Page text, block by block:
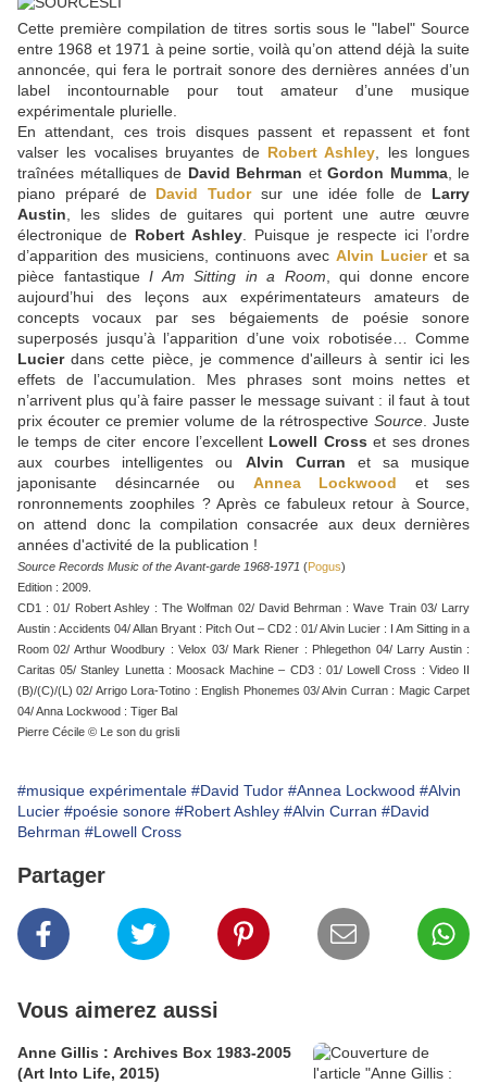
Cette première compilation de titres sortis sous le "label" Source
entre 1968 et 1971 à peine sortie, voilà qu’on attend déjà la suite
annoncée, qui fera le portrait sonore des dernières années d’un
label incontournable pour tout amateur d’une musique
expérimentale plurielle.
En attendant, ces trois disques passent et repassent et font
valser les vocalises bruyantes de Robert Ashley , les longues
traînées métalliques de David Behrman et Gordon Mumma, le
piano préparé de David Tudorsur une idée folle de Larry
Austin , les slides de guitares qui portent une autre œuvre
électronique de Robert Ashley . Puisque je respecte ici l’ordre
d’apparition des musiciens, continuons avec Alvin Lucieret sa
pièce fantastiqueI Am Sitting in a Room , qui donne encore
aujourd’hui des leçons aux expérimentateurs amateurs de
concepts vocaux par ses bégaiements de poésie sonore
superposés jusqu’à l’apparition d’une voix robotisée… Comme
Lucierdans cette pièce, je commence d'ailleurs à sentir ici les
effets de l’accumulation. Mes phrases sont moins nettes et
n’arrivent plus qu’à faire passer le message suivant : il faut à tout
prix écouter ce premier volume de la rétrospectiveSource . Juste
le temps de citer encore l’excellent Lowell Cross et ses drones
aux courbes intelligentes ou Alvin Curran et sa musique
japonisante désincarnée ou Annea Lockwood et ses
ronronnements zoophiles ? Après ce fabuleux retour à Source,
on attend donc la compilation consacrée aux deux dernières
années d'activité de la publication !
Source Records Music of the Avant-garde 1968-1971 (Pogus)
Edition : 2009.
CD1 : 01/ Robert Ashley : The Wolfman 02/ David Behrman : Wave Train 03/ Larry
Austin : Accidents 04/ Allan Bryant : Pitch Out – CD2 : 01/ Alvin Lucier : I Am Sitting in a
Room 02/ Arthur Woodbury : Velox 03/ Mark Riener : Phlegethon 04/ Larry Austin :
Caritas 05/ Stanley Lunetta : Moosack Machine – CD3 : 01/ Lowell Cross : Video II
(B)/(C)/(L) 02/ Arrigo Lora-Totino : English Phonemes 03/ Alvin Curran : Magic Carpet
04/ Anna Lockwood : Tiger Bal
Pierre Cécile © Le son du grisli
#musique expérimentale #David Tudor #Annea Lockwood #Alvin
Lucier #poésie sonore #Robert Ashley #Alvin Curran #David
Behrman #Lowell Cross
Partager
Vous aimerez aussi
Anne Gillis : Archives Box 1983-2005
(Art Into Life, 2015)